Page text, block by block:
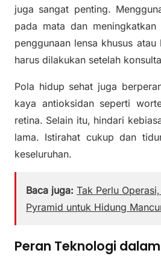
juga sangat penting.
pada mata dan
penggunaan lensa khusus
harus dilakukan setelah
Pola hidup sehat juga
kaya antioksidan seperti
retina. Selain itu, hindari
lama. Istirahat cukup dan
keseluruhan.
Baca juga: Tak Perlu
Pyramid untuk Hidung
Peran Teknologi